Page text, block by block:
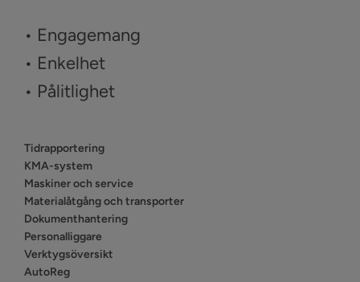
• Engagemang
• Enkelhet
• Pålitlighet
Tidrapportering
KMA-system
Maskiner och service
Materialåtgång och transporter
Dokumenthantering
Personalliggare
Verktygsöversikt
AutoReg